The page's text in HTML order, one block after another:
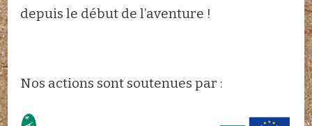
depuis le début de l’aventure !
Nos actions sont soutenues par :